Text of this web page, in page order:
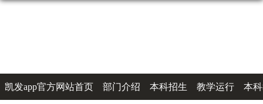
凯发app官方网站首页 部门介绍 本科招生 教学运行 本